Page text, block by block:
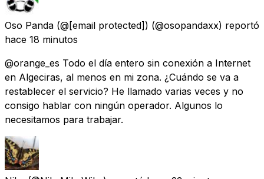
Oso Panda (@[email protected]) (@osopandaxx) reportó
hace 18 minutos
@orange_es Todo el día entero sin conexión a Internet
en Algeciras, al menos en mi zona. ¿Cuándo se va a
restablecer el servicio? He llamado varias veces y no
consigo hablar con ningún operador. Algunos lo
necesitamos para trabajar.